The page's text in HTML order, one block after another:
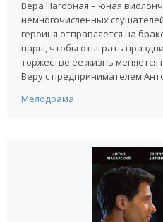
Вера Нагорная – юная
немногочисленных
героиня отправляется на
пары, чтобы отыграть
торжестве ее жизнь меняется
Веру с предпринимателем
Мелодрама